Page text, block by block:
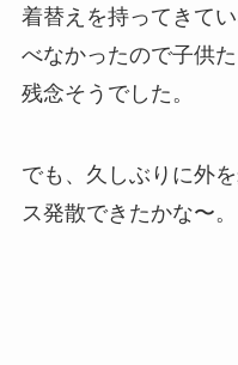
着替えを持ってきて
べなかったので子供
残念そうでした。
でも、久しぶりに外
ス発散できたかな〜。